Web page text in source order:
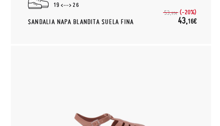
19 26
SANDALIA NAPA BLANDITA SUELA FINA
53,95€ (-20%)
43,16€